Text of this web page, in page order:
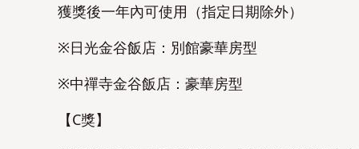
獲獎後一年內可使用（指定日期除外）
※日光金谷飯店：別館豪華房型
※中禪寺金谷飯店：豪華房型
【C獎】